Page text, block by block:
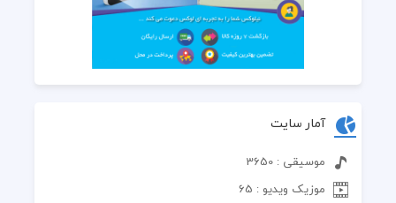
آمار سایت
موسیقی : 3650
موزیک ویدیو : 65